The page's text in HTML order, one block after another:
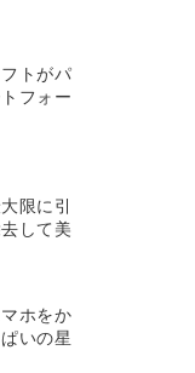
トがパ
フォー
限に引
して美
ホをか
いの星